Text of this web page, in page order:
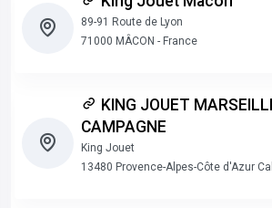
89-91 Route de Lyon
71000 MÂCON - France
KING JOUET
CAMPAGNE
King Jouet
13480 Provence-Alpes-Côte d'Azur